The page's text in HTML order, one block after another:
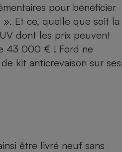
pour bénéficier
Et ce, quelle que soit la
dont les prix peuvent
43 000 € ! Ford ne
kit anticrevaison sur ses
être livré neuf sans